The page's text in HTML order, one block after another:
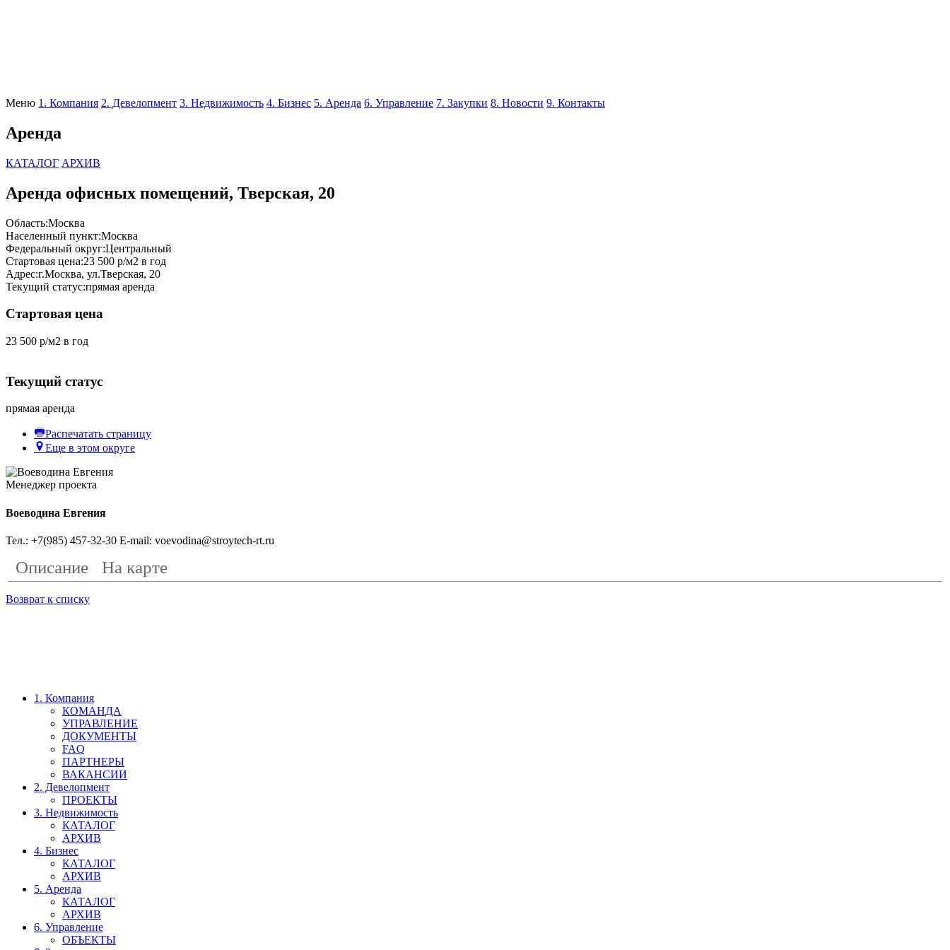
Меню 1. Компания 2. Девелопмент 3. Недвижимость 4. Бизнес 5. Аренда 6. Управление 7. Закупки 8. Новости 9. Контакты
Аренда
КАТАЛОГ АРХИВ
Аренда офисных помещений, Тверская, 20
Область:Москва
Населенный пункт:Москва
Федеральный округ:Центральный
Стартовая цена:23 500 р/м2 в год
Адрес:г.Москва, ул.Тверская, 20
Текущий статус:прямая аренда
Стартовая цена
23 500 р/м2 в год
Текущий статус
прямая аренда
Распечатать страницу
Еще в этом округе
Менеджер проекта
Воеводина Евгения
Тел.: +7(985) 457-32-30 E-mail: voevodina@stroytech-rt.ru
Описание На карте
Возврат к списку
1. Компания
КОМАНДА
УПРАВЛЕНИЕ
ДОКУМЕНТЫ
FAQ
ПАРТНЕРЫ
ВАКАНСИИ
2. Девелопмент
ПРОЕКТЫ
3. Недвижимость
КАТАЛОГ
АРХИВ
4. Бизнес
КАТАЛОГ
АРХИВ
5. Аренда
КАТАЛОГ
АРХИВ
6. Управление
ОБЪЕКТЫ